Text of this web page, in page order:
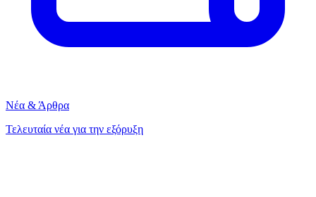
Νέα & Άρθρα
Τελευταία νέα για την εξόρυξη